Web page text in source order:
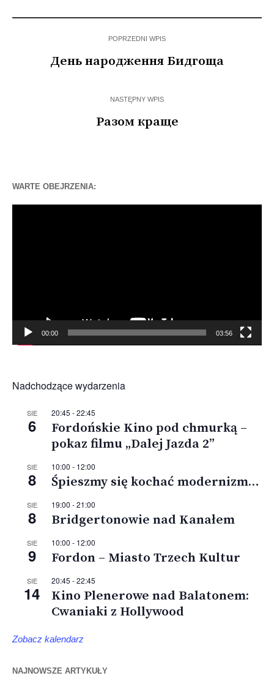
POPRZEDNI WPIS
День народження Бидгоща
NASTĘPNY WPIS
Разом краще
WARTE OBEJRZENIA:
00:00 03:56
Nadchodzące wydarzenia
SIE
6
20:45 -22:45
Fordońskie Kino pod chmurką –
pokaz filmu „Dalej Jazda 2”
SIE
8
10:00 - 12:00
Śpieszmy się kochać modernizm…
SIE
8
19:00 -21:00
Bridgertonowie nad Kanałem
SIE
9
10:00 - 12:00
Fordon – Miasto Trzech Kultur
SIE
14
20:45 -22:45
Kino Plenerowe nad Balatonem:
Cwaniaki z Hollywood
Zobacz kalendarz
NAJNOWSZE ARTYKUŁY